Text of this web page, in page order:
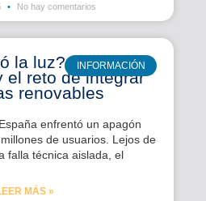
No hay comentarios
INFORMACIÓN
la luz? El apagón
el reto de integrar
renovables
enfrentó un apagón
de usuarios. Lejos de
falla técnica aislada, el
MÁS »